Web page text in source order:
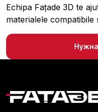
Echipa Fațade 3D te
materialele compatibile